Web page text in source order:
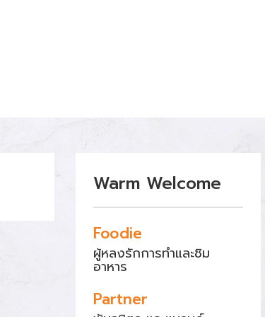
Warm Welcome
Foodie
ผู้หลงรักการทำและชิม
อาหาร
Partner